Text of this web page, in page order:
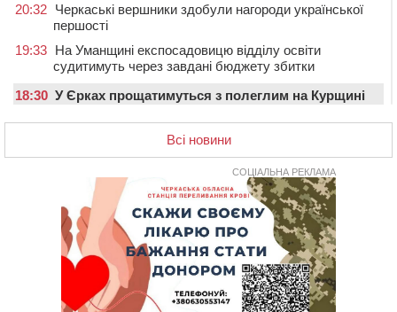
20:32 Черкаські вершники здобули нагороди української
першості
19:33 На Уманщині експосадовицю відділу освіти
судитимуть через завдані бюджету збитки
18:30 У Єрках прощатимуться з полеглим на Курщині
Апеляційний суд підтвердив стягнення майже 250
тис. грн шкоди за незаконний вилов риби
У Черкасах за ніч виявили 15 порушників
комендантської години та 10 нетверезих водіїв
На Золотоніщині водійка збила пішохода, який
перебігав дорогу
На Черкащині прокуратура через суд вимагає взяти
під охорону 188-річну церкву
У Смілі біля магазину під колесами вантажівки
Всі новини
СОЦІАЛЬНА РЕКЛАМА